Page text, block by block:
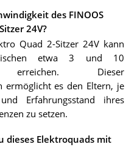
des FINOOS
24V?
Quad 2-Sitzer 24V kann
etwa 3 und 10
erreichen. Dieser
ermöglicht es den Eltern, je
Erfahrungsstand ihres
zu setzen.
dieses Elektroquads mit